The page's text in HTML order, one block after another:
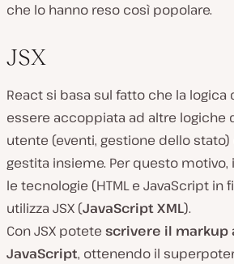
che lo hanno reso così popolare.
JSX
React si basa sul fatto che la logica
essere accoppiata ad altre logiche
utente (eventi, gestione dello stato)
gestita insieme. Per questo motivo,
le tecnologie (HTML e JavaScript in
utilizza JSX (JavaScript XML).
Con JSX potete scrivere il markup
JavaScript, ottenendo il